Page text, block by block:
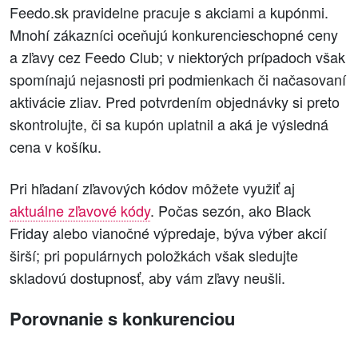
Feedo.sk pravidelne pracuje s akciami a kupónmi.
Mnohí zákazníci oceňujú konkurencieschopné ceny
a zľavy cez Feedo Club; v niektorých prípadoch však
spomínajú nejasnosti pri podmienkach či načasovaní
aktivácie zliav. Pred potvrdením objednávky si preto
skontrolujte, či sa kupón uplatnil a aká je výsledná
cena v košíku.
Pri hľadaní zľavových kódov môžete využiť aj
aktuálne zľavové kódy. Počas sezón, ako Black
Friday alebo vianočné výpredaje, býva výber akcií
širší; pri populárnych položkách však sledujte
skladovú dostupnosť, aby vám zľavy neušli.
Porovnanie s konkurenciou